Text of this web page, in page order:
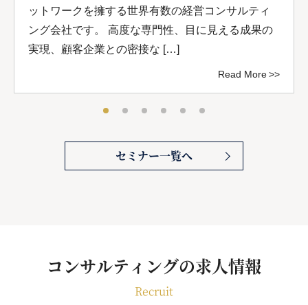
ットワークを擁する世界有数の経営コンサルティ
ング会社です。 高度な専門性、目に見える成果の
実現、顧客企業との密接な […]
Read More
セミナー一覧へ
コンサルティングの求人情報
Recruit